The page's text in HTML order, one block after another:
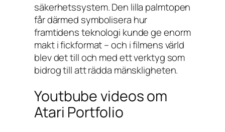
säkerhetssystem. Den lilla palmtopen
får därmed symbolisera hur
framtidens teknologi kunde ge enorm
makt i fickformat – och i filmens värld
blev det till och med ett verktyg som
bidrog till att rädda mänskligheten.
Youtbube videos om
Atari Portfolio